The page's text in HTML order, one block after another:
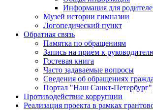
Информация для
Музей истории гимназии
Логопедический пункт
Обратная связь
Памятка по обращениям
Запись на прием к
Гостевая книга
Часто задаваемые вопросы
Сведения об обращениях
Портал "Наш Санкт-Петербург"
Противодействие коррупции
Реализация проекта в рамках